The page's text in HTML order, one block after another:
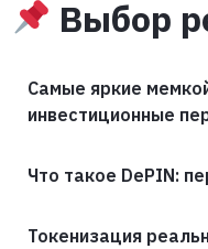
Выбор
Самые яркие
инвестиционные
Что такое DePIN:
Токенизация